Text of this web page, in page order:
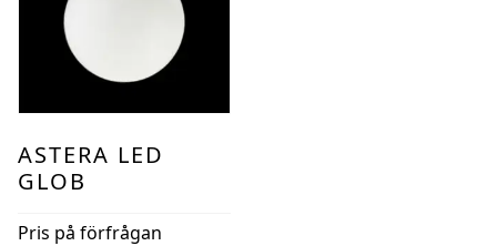
ASTERA LED
GLOB
Pris på förfrågan